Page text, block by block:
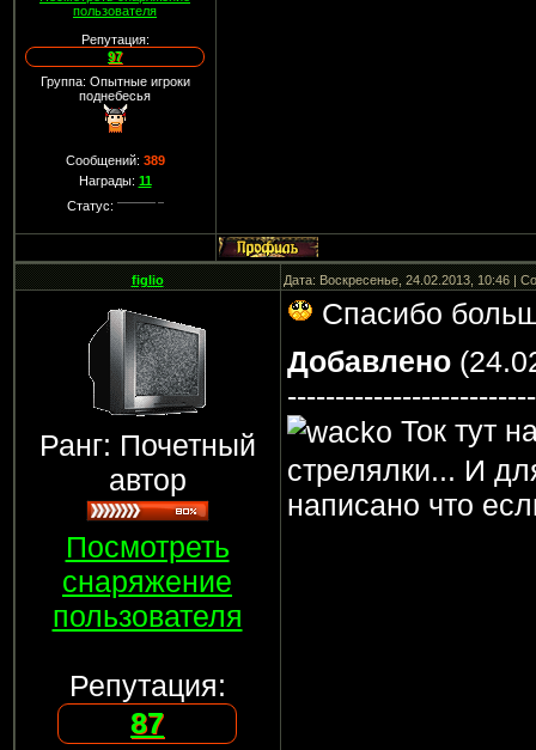
пользователя
Репутация:
97
Группа: Опытные игроки
поднебесья
Сообщений: 389
Награды: 11
Статус:
figlio Дата: Воскресенье, 24.02.2013, 10:46 |
Ранг: Почетный
автор
Посмотреть
снаряжение
пользователя
Репутация:
87
Спасибо
Добавлено
Ток тут
стрелялки... И
написано что